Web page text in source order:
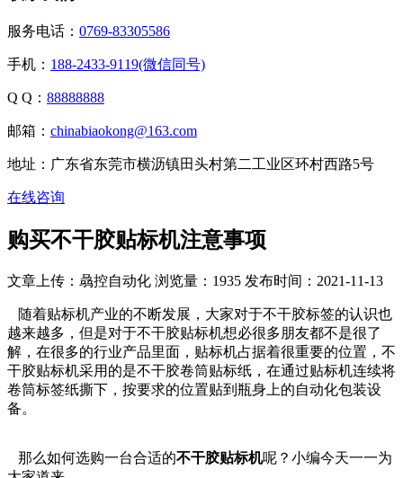
服务电话： 0769-83305586
手机： 188-2433-9119(微信同号)
Q Q： 88888888
邮箱： chinabiaokong@163.com
地址：广东省东莞市横沥镇田头村第二工业区环村西路5号
在线咨询
购买不干胶贴标机注意事项
文章上传：骉控自动化 浏览量：1935 发布时间：2021-11-13
随着贴标机产业的不断发展，大家对于不干胶标签的认识也
越来越多，但是对于不干胶贴标机想必很多朋友都不是很了
解，在很多的行业产品里面，贴标机占据着很重要的位置，不
干胶贴标机采用的是不干胶卷筒贴标纸，在通过贴标机连续将
卷筒标签纸撕下，按要求的位置贴到瓶身上的自动化包装设
备。
那么如何选购一台合适的不干胶贴标机呢？小编今天一一为